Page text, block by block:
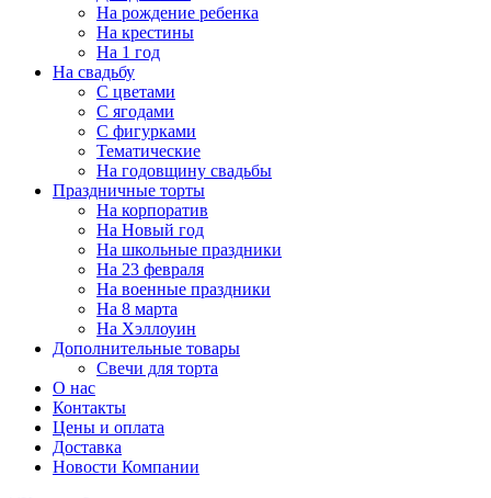
На рождение ребенка
На крестины
На 1 год
На свадьбу
С цветами
С ягодами
С фигурками
Тематические
На годовщину свадьбы
Праздничные торты
На корпоратив
На Новый год
На школьные праздники
На 23 февраля
На военные праздники
На 8 марта
На Хэллоуин
Дополнительные товары
Свечи для торта
О нас
Контакты
Цены и оплата
Доставка
Новости Компании